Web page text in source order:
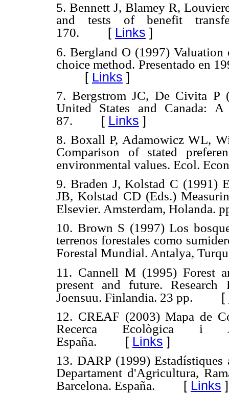
5. Bennett J, Blamey R,
and tests of benefit
170. [ Links ]
6. Bergland O (1997) Valuation
choice method. Presentado en
[ Links ]
7. Bergstrom JC, De Civita P
United States and Canada:
87. [ Links ]
8. Boxall P, Adamowicz WL,
Comparison of stated
environmental values. Ecol.
9. Braden J, Kolstad C (1991)
JB, Kolstad CD (Eds.)
Elsevier. Amsterdam, Holanda.
10. Brown S (1997) Los
terrenos forestales como
Forestal Mundial. Antalya,
11. Cannell M (1995) Forest
present and future. Research
Joensuu. Finlandia. 23 pp. [
12. CREAF (2003) Mapa de
Recerca Ecològica i
España. [ Links ]
13. DARP (1999) Estadístiques
Departament d'Agricultura,
Barcelona. España. [ Links ]